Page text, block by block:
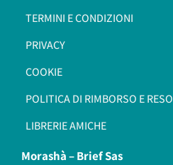
TERMINI E CONDIZIONI
PRIVACY
COOKIE
POLITICA DI RIMBORSO E RESO
LIBRERIE AMICHE
Morashà –Brief Sas